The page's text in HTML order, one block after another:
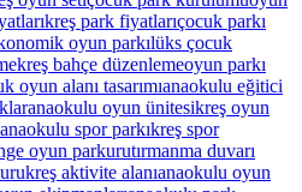
kreş park fiyatlarıçocuk parkı
oyun parkılüks çocuk
kreş bahçe düzenlemeoyun parkı
oyun alanı tasarımıanaokulu eğitici
anaokulu oyun ünitesikreş oyun
anaokulu spor parkıkreş spor
oyun parkurutırmanma duvarı
kreş aktivite alanıanaokulu oyun